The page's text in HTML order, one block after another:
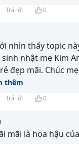
Trả lời 0
nhìn thấy topic
nhật mẹ Kim
đẹp mãi. Chúc
thêm
Trả lời 0
mãi là hoa hậu